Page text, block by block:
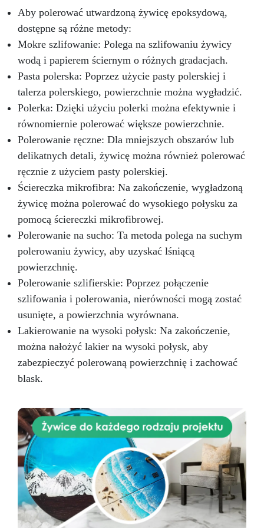
minimalizując błędy i zapewniając idealny
końcowy rezultat, w jednym przygotowaniu. Na
co jeszcze czekasz? Dodaj Elektroniczną Wagę
ResinPro do swojego koszyka!
Aby polerować utwardzoną żywicę epoksydową,
dostępne są różne metody:
Mokre szlifowanie: Polega na szlifowaniu żywicy
wodą i papierem ściernym o różnych gradacjach.
Pasta polerska: Poprzez użycie pasty polerskiej i
talerza polerskiego, powierzchnie można wygładzić.
Polerka: Dzięki użyciu polerki można efektywnie i
równomiernie polerować większe powierzchnie.
Polerowanie ręczne: Dla mniejszych obszarów lub
delikatnych detali, żywicę można również polerować
ręcznie z użyciem pasty polerskiej.
Ściereczka mikrofibra: Na zakończenie, wygładzoną
żywicę można polerować do wysokiego połysku za
pomocą ściereczki mikrofibrowej.
Polerowanie na sucho: Ta metoda polega na suchym
polerowaniu żywicy, aby uzyskać lśniącą
powierzchnię.
Polerowanie szlifierskie: Poprzez połączenie
szlifowania i polerowania, nierówności mogą zostać
usunięte, a powierzchnia wyrównana.
Lakierowanie na wysoki połysk: Na zakończenie,
można nałożyć lakier na wysoki połysk, aby
zabezpieczyć polerowaną powierzchnię i zachować
blask.